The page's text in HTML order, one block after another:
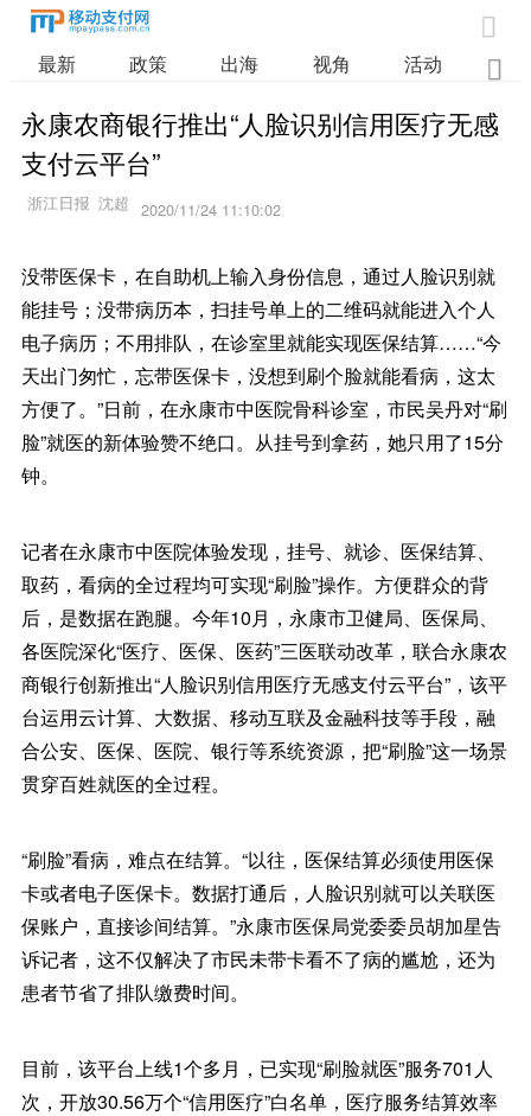

最新 政策 出海 视角 活动 业

永康农商银行推出“人脸识别信用医疗无感
支付云平台”
2020/11/24 11:10:02
没带医保卡，在自助机上输入身份信息，通过人脸识别就
能挂号；没带病历本，扫挂号单上的二维码就能进入个人
电子病历；不用排队，在诊室里就能实现医保结算……“今
天出门匆忙，忘带医保卡，没想到刷个脸就能看病，这太
方便了。”日前，在永康市中医院骨科诊室，市民吴丹对“刷
脸”就医的新体验赞不绝口。从挂号到拿药，她只用了15分
钟。
记者在永康市中医院体验发现，挂号、就诊、医保结算、
取药，看病的全过程均可实现“刷脸”操作。方便群众的背
后，是数据在跑腿。今年10月，永康市卫健局、医保局、
各医院深化“医疗、医保、医药”三医联动改革，联合永康农
商银行创新推出“人脸识别信用医疗无感支付云平台”，该平
台运用云计算、大数据、移动互联及金融科技等手段，融
合公安、医保、医院、银行等系统资源，把“刷脸”这一场景
贯穿百姓就医的全过程。
“刷脸”看病，难点在结算。“以往，医保结算必须使用医保
卡或者电子医保卡。数据打通后，人脸识别就可以关联医
保账户，直接诊间结算。”永康市医保局党委委员胡加星告
诉记者，这不仅解决了市民未带卡看不了病的尴尬，还为
患者节省了排队缴费时间。
目前，该平台上线1个多月，已实现“刷脸就医”服务701人
次，开放30.56万个“信用医疗”白名单，医疗服务结算效率